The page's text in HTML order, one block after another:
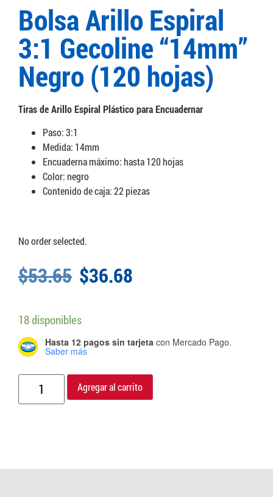
Bolsa Arillo Espiral
3:1 Gecoline “14mm”
Negro (120 hojas)
Tiras de Arillo Espiral Plástico para Encuadernar
Paso: 3:1
Medida: 14mm
Encuaderna máximo: hasta 120 hojas
Color: negro
Contenido de caja: 22 piezas
No order selected.
$53.65 $36.68
18 disponibles
Hasta 12 pagos sin tarjeta con Mercado Pago.
Saber más
Agregar al carrito